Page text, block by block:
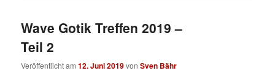
Wave Gotik Treffen 2019 –
Teil 2
Veröffentlicht am12. Juni 2019vonSven Bähr